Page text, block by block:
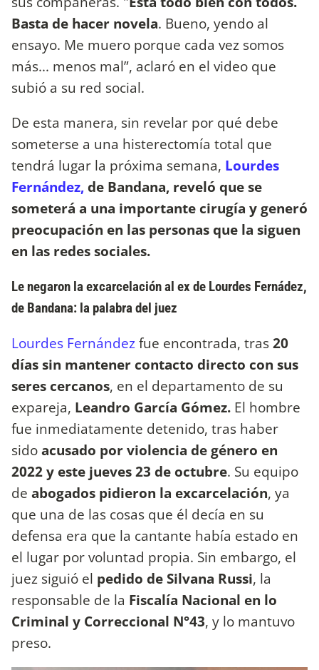
Basta de hacer novela. Bueno, yendo al
ensayo. Me muero porque cada vez somos
más... menos mal”, aclaró en el video que
subió a su red social.
De esta manera, sin revelar por qué debe
someterse a una histerectomía total que
tendrá lugar la próxima semana, Lourdes
Fernández,de Bandana, reveló que se
someterá a una importante cirugía y generó
preocupación en las personas que la siguen
en las redes sociales.
Le negaron la excarcelación al ex de Lourdes Fernádez,
de Bandana: la palabra del juez
Lourdes Fernándezfue encontrada, tras20
días sin mantener contacto directo con sus
seres cercanos, en el departamento de su
expareja, Leandro García Gómez. El hombre
fue inmediatamente detenido, tras haber
sidoacusado por violencia de género en
2022 y este jueves 23 de octubre. Su equipo
de abogados pidieron la excarcelación, ya
que una de las cosas que él decía en su
defensa era que la cantante había estado en
el lugar por voluntad propia. Sin embargo, el
juez siguió el pedido de Silvana Russi, la
responsable de la Fiscalía Nacional en lo
Criminal y Correccional N°43, y lo mantuvo
preso.